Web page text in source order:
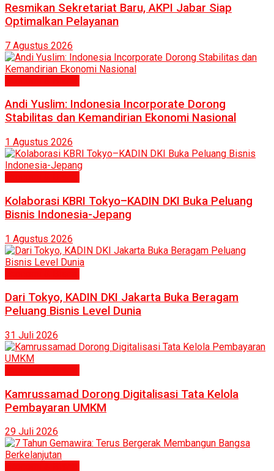
Resmikan Sekretariat Baru, AKPI Jabar Siap
Optimalkan Pelayanan
7 Agustus 2026
Andi Yuslim: Indonesia Incorporate Dorong
Stabilitas dan Kemandirian Ekonomi Nasional
1 Agustus 2026
Kolaborasi KBRI Tokyo–KADIN DKI Buka Peluang
Bisnis Indonesia-Jepang
1 Agustus 2026
Dari Tokyo, KADIN DKI Jakarta Buka Beragam
Peluang Bisnis Level Dunia
31 Juli 2026
Kamrussamad Dorong Digitalisasi Tata Kelola
Pembayaran UMKM
29 Juli 2026